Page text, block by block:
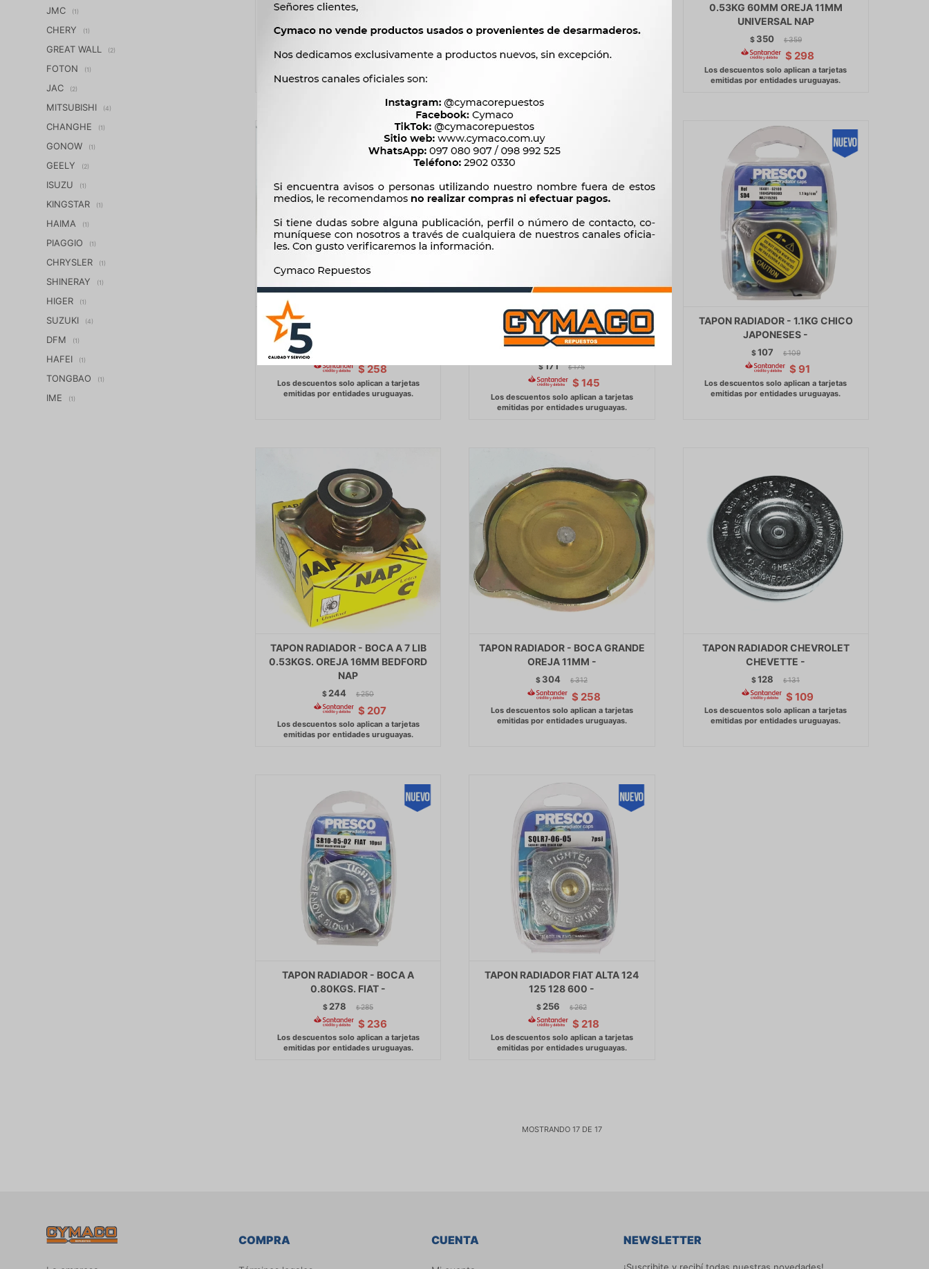
JAPONESES -
$ 173
$91
0.53KG 60MM OREJA 11MM
UNIVERSAL NAP
$ 350 $ 359
$ 298
TAPON RADIADOR - BOCA A 13LBS.
$258
TAPON RADIADOR CITROEN -
PEUGEOT PICASSO C3 C4 207 307
SANDERO II DUSTER 1.4BAR -
$171 $ 175
$ 145
TAPON RADIADOR - 1.1KG CHICO
JAPONESES -
$107 $ 109
$ 91
TAPON RADIADOR - BOCA A 7 LIB
0.53KGS. OREJA 16MM BEDFORD
NAP
$ 244 $ 250
$ 207
TAPON RADIADOR - BOCA GRANDE
OREJA 11MM -
$ 304 $ 312
$ 258
TAPON RADIADOR CHEVROLET
CHEVETTE -
$128 $ 131
$ 109
TAPON RADIADOR - BOCA A
0.80KGS. FIAT -
$278 $ 285
$ 236
TAPON RADIADOR FIAT ALTA 124
125 128 600 -
$256 $ 262
$ 218
MOSTRANDO 17DE 17
JMC (1)
CHERY (1)
GREAT WALL (2)
FOTON (1)
JAC (2)
MITSUBISHI (4)
CHANGHE (1)
GONOW (1)
GEELY (2)
ISUZU (1)
KINGSTAR (1)
HAIMA (1)
PIAGGIO (1)
CHRYSLER (1)
SHINERAY (1)
HIGER (1)
SUZUKI (4)
DFM (1)
HAFEI (1)
TONGBAO (1)
IME (1)
COMPRA CUENTA NEWSLETTER